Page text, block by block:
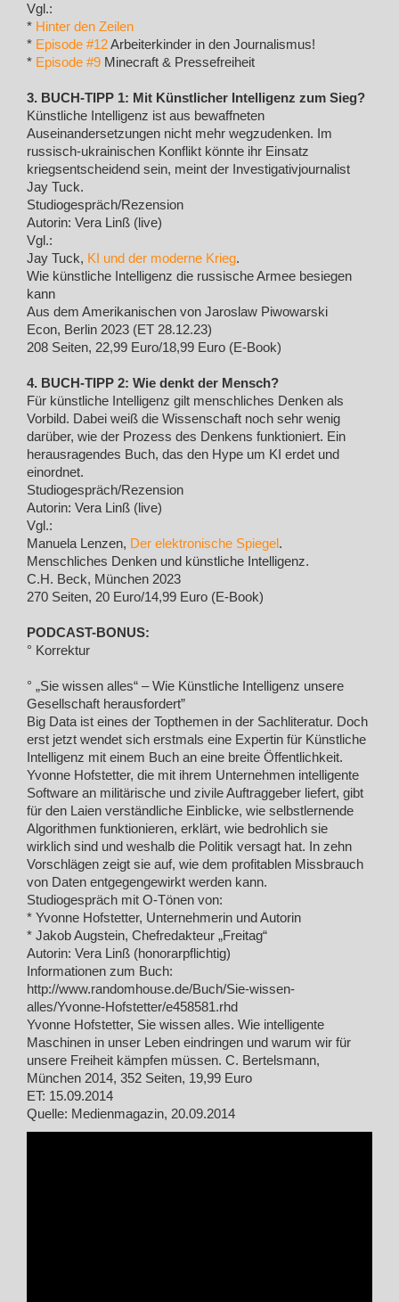
Vgl.:
* Hinter den Zeilen
* Episode #12Arbeiterkinder in den Journalismus!
* Episode #9 Minecraft & Pressefreiheit
3. BUCH-TIPP 1: Mit Künstlicher Intelligenz zum Sieg?
Künstliche Intelligenz ist aus bewaffneten
Auseinandersetzungen nicht mehr wegzudenken. Im
russisch-ukrainischen Konflikt könnte ihr Einsatz
kriegsentscheidend sein, meint der Investigativjournalist
Jay Tuck.
Studiogespräch/Rezension
Autorin: Vera Linß (live)
Vgl.:
Jay Tuck, KI und der moderne Krieg.
Wie künstliche Intelligenz die russische Armee besiegen
kann
Aus dem Amerikanischen von Jaroslaw Piwowarski
Econ, Berlin 2023 (ET 28.12.23)
208 Seiten, 22,99 Euro/18,99 Euro (E-Book)
4. BUCH-TIPP 2: Wie denkt der Mensch?
Für künstliche Intelligenz gilt menschliches Denken als
Vorbild. Dabei weiß die Wissenschaft noch sehr wenig
darüber, wie der Prozess des Denkens funktioniert. Ein
herausragendes Buch, das den Hype um KI erdet und
einordnet.
Studiogespräch/Rezension
Autorin: Vera Linß (live)
Vgl.:
Manuela Lenzen, Der elektronische Spiegel .
Menschliches Denken und künstliche Intelligenz.
C.H. Beck, München 2023
270 Seiten, 20 Euro/14,99 Euro (E-Book)
PODCAST-BONUS:
° Korrektur
° „Sie wissen alles“ – Wie Künstliche Intelligenz unsere
Gesellschaft herausfordert”
Big Data ist eines der Topthemen in der Sachliteratur. Doch
erst jetzt wendet sich erstmals eine Expertin für Künstliche
Intelligenz mit einem Buch an eine breite Öffentlichkeit.
Yvonne Hofstetter, die mit ihrem Unternehmen intelligente
Software an militärische und zivile Auftraggeber liefert, gibt
für den Laien verständliche Einblicke, wie selbstlernende
Algorithmen funktionieren, erklärt, wie bedrohlich sie
wirklich sind und weshalb die Politik versagt hat. In zehn
Vorschlägen zeigt sie auf, wie dem profitablen Missbrauch
von Daten entgegengewirkt werden kann.
Studiogespräch mit O-Tönen von:
* Yvonne Hofstetter, Unternehmerin und Autorin
* Jakob Augstein, Chefredakteur „Freitag“
Autorin: Vera Linß (honorarpflichtig)
Informationen zum Buch:
http://www.randomhouse.de/Buch/Sie-wissen-
alles/Yvonne-Hofstetter/e458581.rhd
Yvonne Hofstetter, Sie wissen alles. Wie intelligente
Maschinen in unser Leben eindringen und warum wir für
unsere Freiheit kämpfen müssen. C. Bertelsmann,
München 2014, 352 Seiten, 19,99 Euro
ET: 15.09.2014
Quelle: Medienmagazin, 20.09.2014